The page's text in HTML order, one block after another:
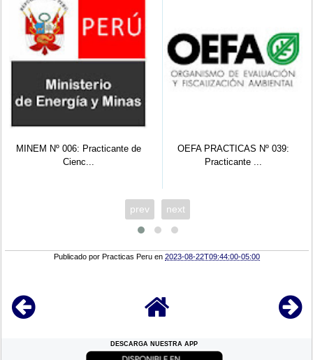
de
OEFA PRACTICAS Nº 039:
INGEMMET
prev next
Publicado porPracticas Peru en2023-08-22T09:44:00-05:00
DESCARGA NUESTRA APP